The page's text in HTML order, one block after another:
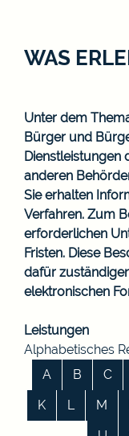
WAS
Unter dem
Bürger und
Dienstleistungen
anderen
Sie erhalten
Verfahren. Zum
erforderlichen
Fristen. Diese
dafür
elektronischen
Leistungen
Alphabetisches
A
B C
K
L M